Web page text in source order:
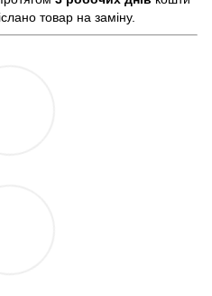
товар на заміну.